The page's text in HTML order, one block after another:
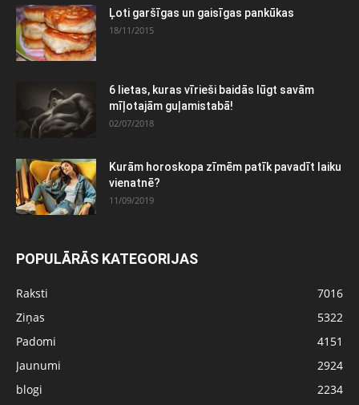
Ļoti garšīgas un gaisīgas pankūkas
18/11/2015
6 lietas, kuras vīrieši baidās lūgt savām
mīļotajām guļamistabā!
02/07/2018
Kurām horoskopa zīmēm patīk pavadīt laiku
vienatnē?
11/09/2019
POPULĀRĀS KATEGORIJAS
Raksti
7016
Ziņas
5322
Padomi
4151
Jaunumi
2924
blogi
2234